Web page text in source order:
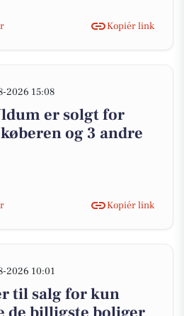
Kopiér link
2026 15:08
er solgt for
og 3 andre
Kopiér link
2026 10:01
til salg for kun